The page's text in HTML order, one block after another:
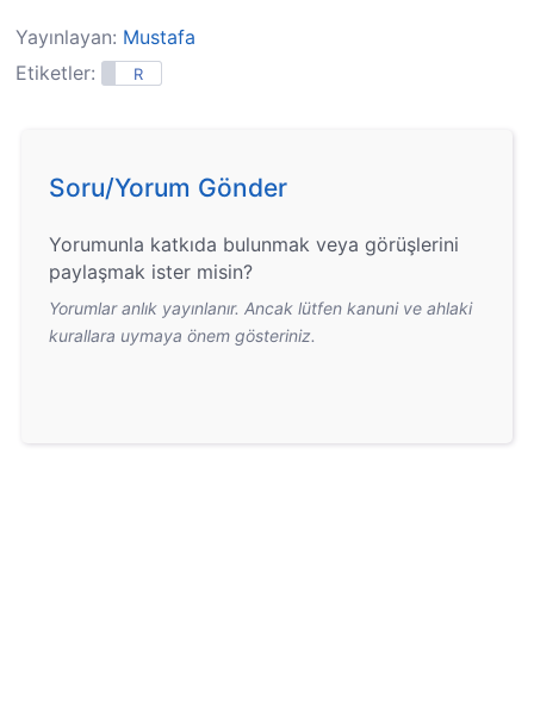
Yayınlayan: Mustafa
Etiketler:
R
Soru/Yorum Gönder
Yorumunla katkıda bulunmak veya görüşlerini
paylaşmak ister misin?
Yorumlar anlık yayınlanır. Ancak lütfen kanuni ve ahlaki
kurallara uymaya önem gösteriniz.